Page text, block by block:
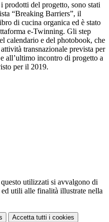
prodotti del progetto, sono stati
“Breaking Barriers”, il
di cucina organica ed è stato
e-Twinning. Gli step
calendario e del photobook, che
transnazionale prevista per
all’ultimo incontro di progetto a
per il 2019.
utilizzati si avvalgono di
utili alle finalità illustrate nella
Accetta tutti i cookies